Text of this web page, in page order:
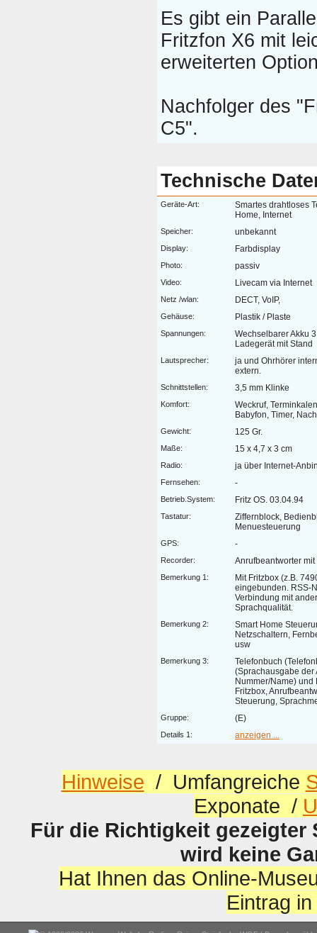
Es gibt ein
Fritzfon X6 mit
erweiterten
Nachfolger des
C5".
Technische
Geräte-Art:
Smartes drahtloses
Home, Internet
Speicher: unbekannt
Display: Farbdisplay
Photo: passiv
Video: Livecam via Internet
Netz /wlan: DECT, VoIP,
Gehäuse: Plastik / Plaste
Spannungen:
Wechselbarer Akku
Ladegerät mit Stand
Lautsprecher:
ja und Ohrhörer
extern.
Schnittstellen: 3,5 mm Klinke
Komfort:
Weckruf,
Babyfon, Timer,
Gewicht: 125 Gr.
Maße: 15 x 4,7 x 3 cm
Radio: ja über Internet-
Fernsehen: -
Betrieb.System: Fritz OS. 03.04.94
Tastatur:
Ziffernblock,
Menuesteuerung
GPS: -
Recorder: Anrufbeantworter
Bemerkung 1:
Mit Fritzbox (z.B.
eingebunden. RSS-
Verbindung mit
Sprachqualität.
Bemerkung 2:
Smart Home
Netzschaltern,
usw
Bemerkung 3:
Telefonbuch
(Sprachausgabe der
Nummer/Name) und
Fritzbox,
Steuerung,
Gruppe: (E)
Details 1: anzeigen ...
Hinweise / Umfangreiche
Exponate /
Für die Richtigkeit
wird keine
Hat Ihnen das Online-
Eintrag